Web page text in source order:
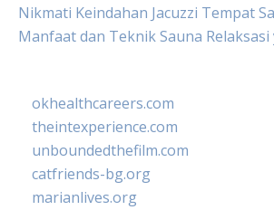
Nikmati Keindahan Jacuzzi Tempat
Manfaat dan Teknik Sauna
okhealthcareers.com
theintexperience.com
unboundedthefilm.com
catfriends-bg.org
marianlives.org